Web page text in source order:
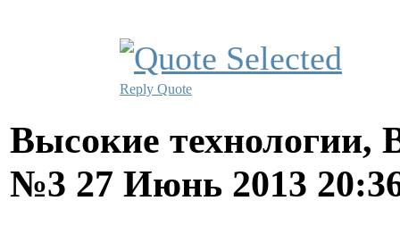
Reply Quote
Высокие технологии,
№3 27 Июнь 2013